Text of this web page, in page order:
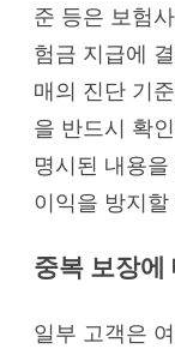
준 등은 보험
험금 지급에
매의 진단 기
을 반드시 확
명시된 내용
이익을 방지
중복 보장에
일부 고객은